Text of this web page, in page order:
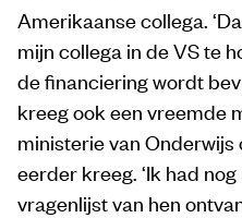
Amerikaanse collega.
mijn collega in de VS te
de financiering wordt
kreeg ook een vreemde
ministerie van
eerder kreeg. ‘Ik had
vragenlijst van hen